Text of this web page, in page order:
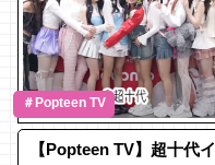
＃Popteen TV
【Popteen TV】超十代イ